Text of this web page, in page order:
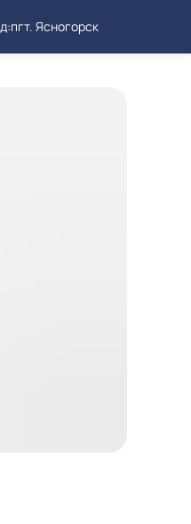
пгт. Ясногорск